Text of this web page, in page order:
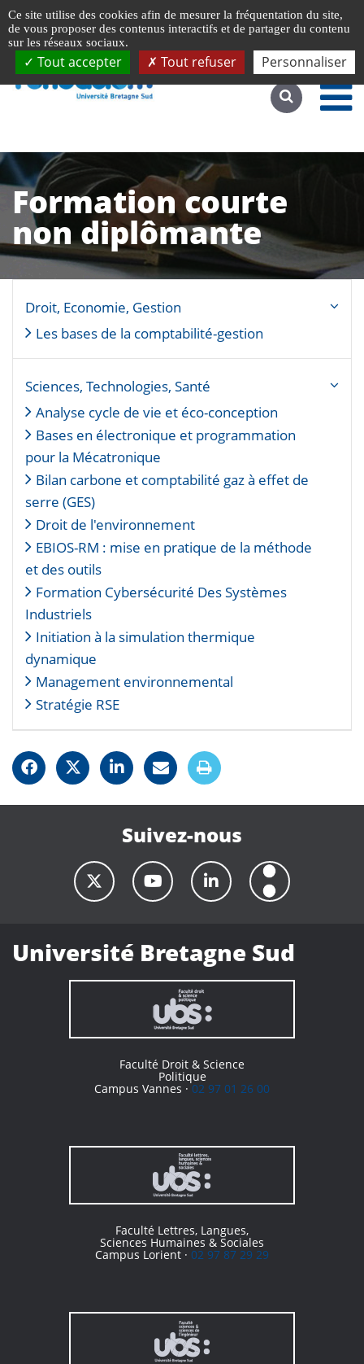
Accéder au site complet
Formation courte
non diplômante
Droit, Economie, Gestion
Les bases de la comptabilité-gestion
Sciences, Technologies, Santé
Analyse cycle de vie et éco-conception
Bases en électronique et programmation
pour la Mécatronique
Bilan carbone et comptabilité gaz à effet de
serre (GES)
Droit de l'environnement
EBIOS-RM : mise en pratique de la méthode
et des outils
Formation Cybersécurité Des Systèmes
Industriels
Initiation à la simulation thermique
dynamique
Management environnemental
Stratégie RSE
Suivez-nous
Université Bretagne Sud
Faculté Droit & Science
Politique
Campus Vannes ·02 97 01 26 00
Faculté Lettres, Langues,
Sciences Humaines & Sociales
Campus Lorient · 02 97 87 29 29
Ce site utilise des cookies afin de mesurer la fréquentation du site,
de vous proposer des contenus interactifs et de partager du contenu
sur les réseaux sociaux.
Tout accepter Tout refuser Personnaliser